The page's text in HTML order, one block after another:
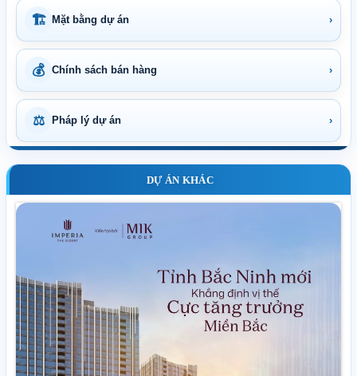
🏗 Mặt bằng dự án ›
💰 Chính sách bán hàng ›
⚖ Pháp lý dự án ›
DỰ ÁN KHÁC